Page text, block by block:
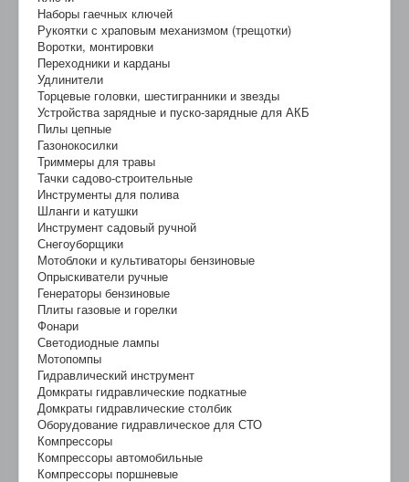
Наборы гаечных ключей
Рукоятки с храповым механизмом (трещотки)
Воротки, монтировки
Переходники и карданы
Удлинители
Торцевые головки, шестигранники и звезды
Устройства зарядные и пуско-зарядные для АКБ
Пилы цепные
Газонокосилки
Триммеры для травы
Тачки садово-строительные
Инструменты для полива
Шланги и катушки
Инструмент садовый ручной
Снегоуборщики
Мотоблоки и культиваторы бензиновые
Опрыскиватели ручные
Генераторы бензиновые
Плиты газовые и горелки
Фонари
Светодиодные лампы
Мотопомпы
Гидравлический инструмент
Домкраты гидравлические подкатные
Домкраты гидравлические столбик
Оборудование гидравлическое для СТО
Компрессоры
Компрессоры автомобильные
Компрессоры поршневые